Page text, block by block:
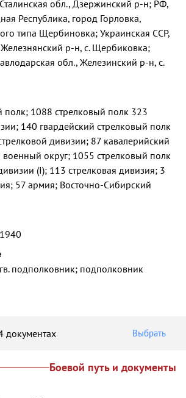
обл., Дзержинский р-н; РФ,
Республика, город Горловка,
типа Щербиновка; Украинская ССР,
Железнянский р-н, с. Щербиковка;
обл., Железинский р-н, с.
полк; 1088 стрелковый полк 323
140 гвардейский стрелковый полк
дивизии; 87 кавалерийский
округ; 1055 стрелковый полк
(I); 113 стрелковая дивизия; 3
57 армия; Восточно-Сибирский
подполковник; подполковник
документах Выбрать
Боевой путь и документы